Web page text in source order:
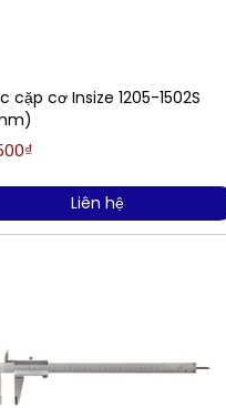
cặp cơ Insize 1205-1502S
Liên hệ